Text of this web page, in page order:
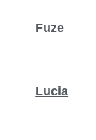
Fuze
Lucia